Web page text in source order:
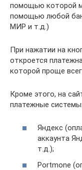
помощью которой
помощью любой
МИР и т.д.)
При нажатии на
откроется
которой проще
Кроме этого, на
платежные системы:
Яндекс
аккаунта
т.д.);
Portmone